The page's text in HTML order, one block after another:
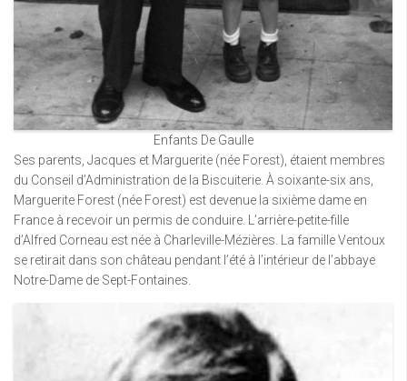
Enfants De Gaulle
Ses parents, Jacques et Marguerite (née Forest), étaient membres
du Conseil d’Administration de la Biscuiterie. À soixante-six ans,
Marguerite Forest (née Forest) est devenue la sixième dame en
France à recevoir un permis de conduire. L’arrière-petite-fille
d’Alfred Corneau est née à Charleville-Mézières. La famille Ventoux
se retirait dans son château pendant l’été à l’intérieur de l’abbaye
Notre-Dame de Sept-Fontaines.